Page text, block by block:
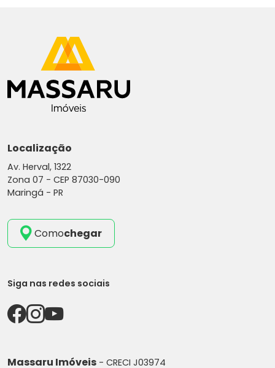
Localização
Av. Herval, 1322
Zona 07 - CEP 87030-090
Maringá - PR
Comochegar
Siga nas redes sociais
Massaru Imóveis - CRECI J03974